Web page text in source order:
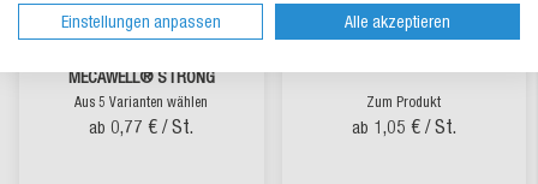
Wickelverpackung /
MECAWELL® STRONG
Aus 5 Varianten wählen
ab 0,77 € / St.
Ordner-Versandkarton
Zum Produkt
ab 1,05 € / St.
Einstellungen anpassen Alle akzeptieren